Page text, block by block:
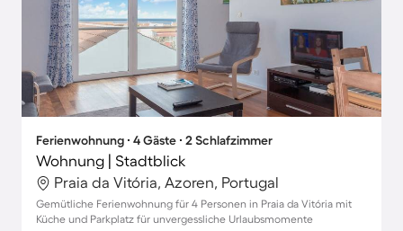
Ferienwohnung ∙ 4 Gäste ∙ 2 Schlafzimmer
Wohnung | Stadtblick
Praia da Vitória, Azoren, Portugal
Gemütliche Ferienwohnung für 4 Personen in Praia da Vitória mit
Küche und Parkplatz für unvergessliche Urlaubsmomente